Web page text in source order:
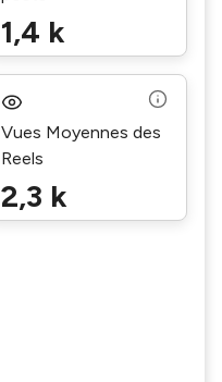
1,4 k
Vues Moyennes des
Reels
2,3 k